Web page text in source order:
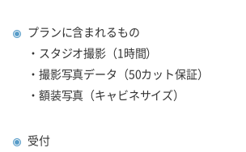
プランに含まれるもの
・スタジオ撮影（1時間）
・撮影写真データ（50カット保証）
・額装写真（キャビネサイズ）
受付